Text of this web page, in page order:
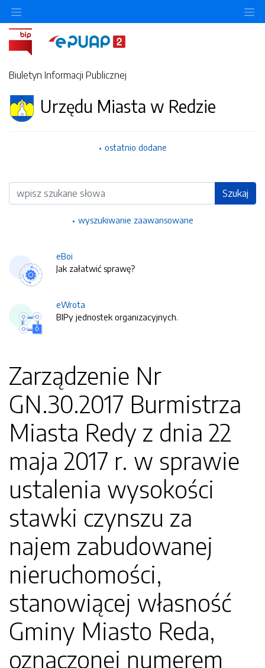
Biuletyn Informacji Publicznej
Urzędu Miasta w Redzie
ostatnio dodane
Wyszukiwarka Szukaj
wyszukiwanie zaawansowane
eBoi
Jak załatwić sprawę?
eWrota
BIPy jednostek organizacyjnych.
Zarządzenie Nr
GN.30.2017 Burmistrza
Miasta Redy z dnia 22
maja 2017 r. w sprawie
ustalenia wysokości
stawki czynszu za
najem zabudowanej
nieruchomości,
stanowiącej własność
Gminy Miasto Reda,
oznaczonej numerem